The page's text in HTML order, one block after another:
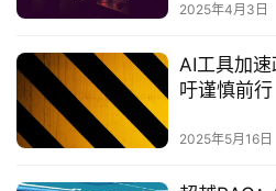
2025年4月3日
AI工具加
吁谨慎前行
2025年5月16日